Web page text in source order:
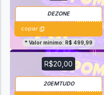
copiar
* Valor mínimo: R$ 499,99
R$20,00